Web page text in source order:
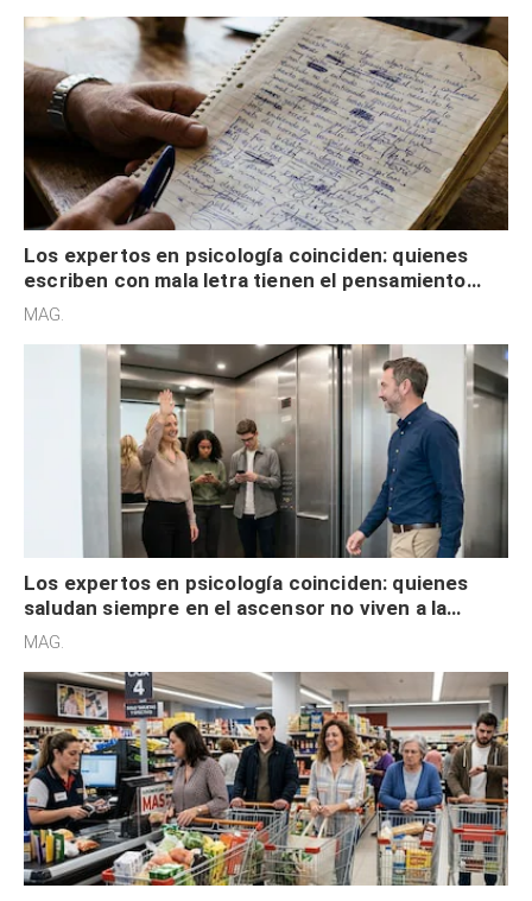
Los expertos en psicología coinciden: quienes
escriben con mala letra tienen el pensamiento
acelerado y no lo hacen por desinterés
MAG.
Los expertos en psicología coinciden: quienes
saludan siempre en el ascensor no viven a la
defensiva y tienen apertura social
MAG.